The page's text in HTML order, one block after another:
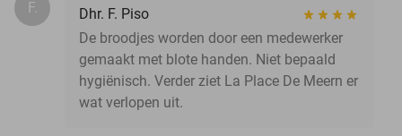
F.
Dhr. F. Piso
De broodjes worden door een medewerker
gemaakt met blote handen. Niet bepaald
hygiënisch. Verder ziet La Place De Meern er
wat verlopen uit.